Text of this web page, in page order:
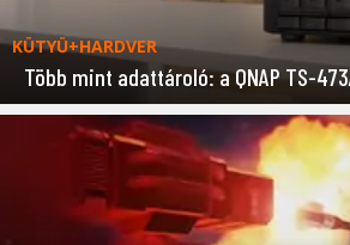
KÜTYÜ+HARDVER
Több mint adattároló: a QNAP TS-